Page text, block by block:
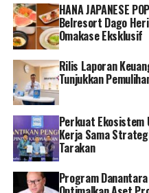
“Bagi masyarakat yang
menggunakan motor/
khawatir, PLN
Kendaraan Listrik Umum
tersebar di seluruh
PLN juga memberi
mencari lokasi Stasiun
Umum (SPKLU). Melalui
pengguna kendaraan listrik
menemukan lokasi SPKLU
HANA JAPANESE
Belresort Dago
Omakase Eksklusif
Rilis Laporan
Tunjukkan
Perkuat Ekosistem
Kerja Sama
Tarakan
Program